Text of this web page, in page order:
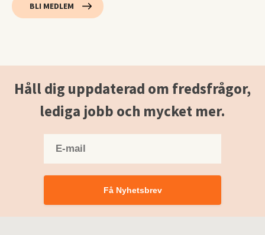
BLI MEDLEM
Håll dig uppdaterad om fredsfrågor,
lediga jobb och mycket mer.
Få Nyhetsbrev